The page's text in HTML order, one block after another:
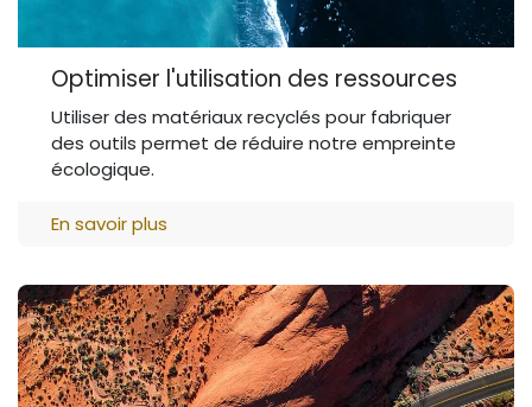
Optimiser l'utilisation des ressources
Utiliser des matériaux recyclés pour fabriquer
des outils permet de réduire notre empreinte
écologique.
En savoir plus